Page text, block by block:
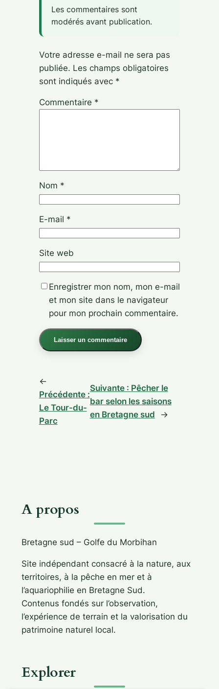
Les commentaires sont
modérés avant publication.
Votre adresse e-mail ne sera pas
publiée. Les champs obligatoires
sont indiqués avec *
Commentaire *
Nom *
E-mail *
Site web
Enregistrer mon nom, mon e-mail
et mon site dans le navigateur
pour mon prochain commentaire.
←
Précédente :
Le Tour-du-
Parc
Suivante : Pêcher le
bar selon les saisons
en Bretagne sud
→
A propos
Bretagne sud – Golfe du Morbihan
Site indépendant consacré à la nature, aux
territoires, à la pêche en mer et à
l’aquariophilie en Bretagne Sud.
Contenus fondés sur l’observation,
l’expérience de terrain et la valorisation du
patrimoine naturel local.
Explorer